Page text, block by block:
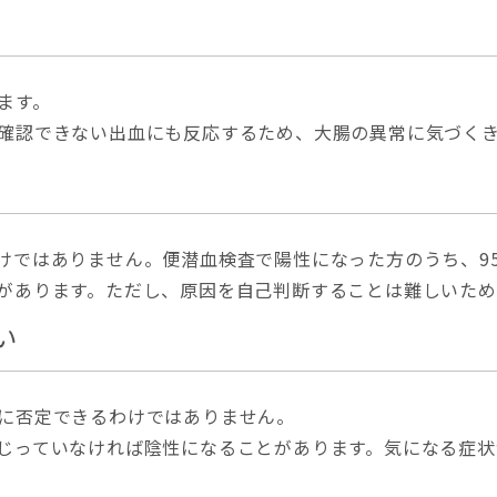
。
できない出血にも反応するため、大腸の異常に気づく
はありません。便潜血検査で陽性になった方のうち、
ります。ただし、原因を自己判断することは難しいた
定できるわけではありません。
ていなければ陰性になることがあります。気になる症